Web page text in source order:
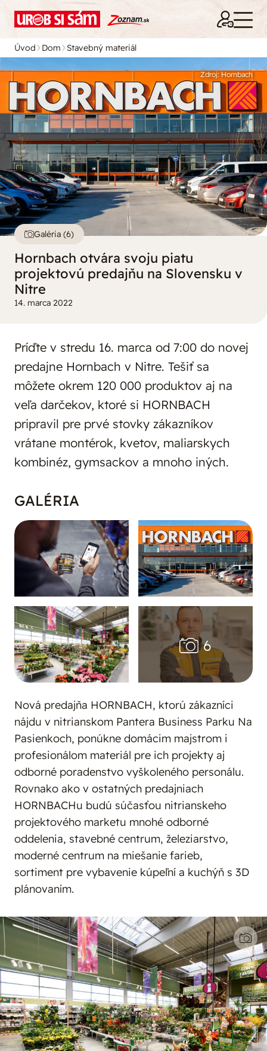
Úvod Dom Stavebný materiál
Galéria (6)
Zdroj: Hornbach
Hornbach otvára svoju piatu
projektovú predajňu na Slovensku v
Nitre
14. marca 2022
Príďte v stredu 16. marca od 7:00 do novej
predajne Hornbach v Nitre. Tešiť sa
môžete okrem 120 000 produktov aj na
veľa darčekov, ktoré si HORNBACH
pripravil pre prvé stovky zákazníkov
vrátane montérok, kvetov, maliarskych
kombinéz, gymsackov a mnoho iných.
GALÉRIA
Nová predajňa HORNBACH, ktorú zákazníci
nájdu v nitrianskom Pantera Business Parku Na
Pasienkoch, ponúkne domácim majstrom i
profesionálom materiál pre ich projekty aj
odborné poradenstvo vyškoleného personálu.
Rovnako ako v ostatných predajniach
HORNBACHu budú súčasťou nitrianskeho
projektového marketu mnohé odborné
oddelenia, stavebné centrum, železiarstvo,
moderné centrum na miešanie farieb,
sortiment pre vybavenie kúpeľní a kuchýň s 3D
plánovaním.